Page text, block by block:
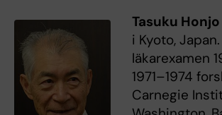
Tasuku Honjo
i Kyoto,
läkarexamen
1971–1974
Carnegie